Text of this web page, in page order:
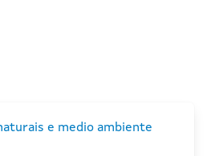
e medio ambiente